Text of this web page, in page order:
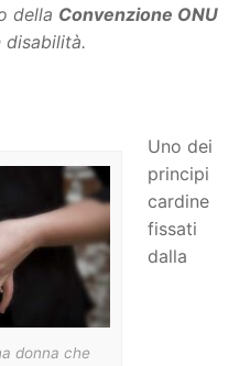
della Convenzione ONU
disabilità.
donna che
Uno dei
principi
cardine
fissati
dalla